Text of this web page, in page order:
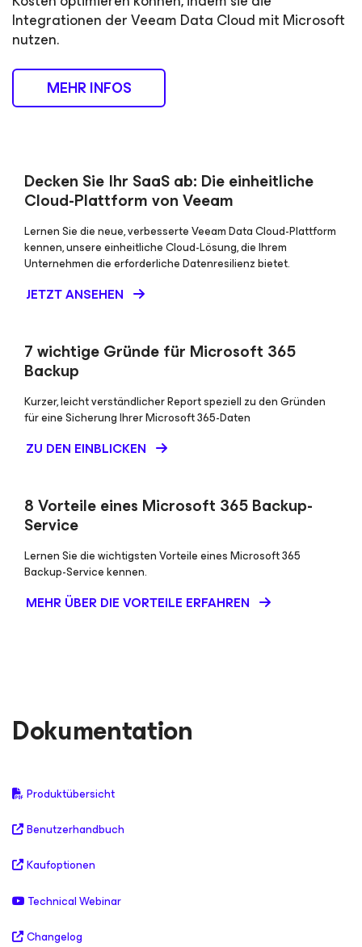
Integrationen der Veeam Data Cloud mit Microsoft
nutzen.
MEHR INFOS
Decken Sie Ihr SaaS ab: Die einheitliche
Cloud-Plattform von Veeam
Lernen Sie die neue, verbesserte Veeam Data Cloud-Plattform
kennen, unsere einheitliche Cloud-Lösung, die Ihrem
Unternehmen die erforderliche Datenresilienz bietet.
JETZT ANSEHEN
7 wichtige Gründe für Microsoft 365
Backup
Kurzer, leicht verständlicher Report speziell zu den Gründen
für eine Sicherung Ihrer Microsoft 365-Daten
ZU DEN EINBLICKEN
8 Vorteile eines Microsoft 365 Backup-
Service
Lernen Sie die wichtigsten Vorteile eines Microsoft 365
Backup-Service kennen.
MEHR ÜBER DIE VORTEILE ERFAHREN
Dokumentation
Produktübersicht
Benutzerhandbuch
Kaufoptionen
Technical Webinar
Changelog